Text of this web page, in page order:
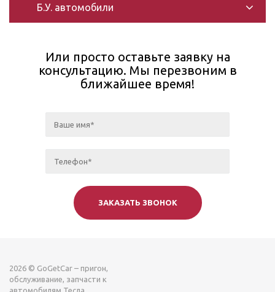
Б.У. автомобили
Или просто оставьте заявку на
консультацию. Мы перезвоним в
ближайшее время!
2026 © GoGetCar – пригон,
обслуживание, запчасти к